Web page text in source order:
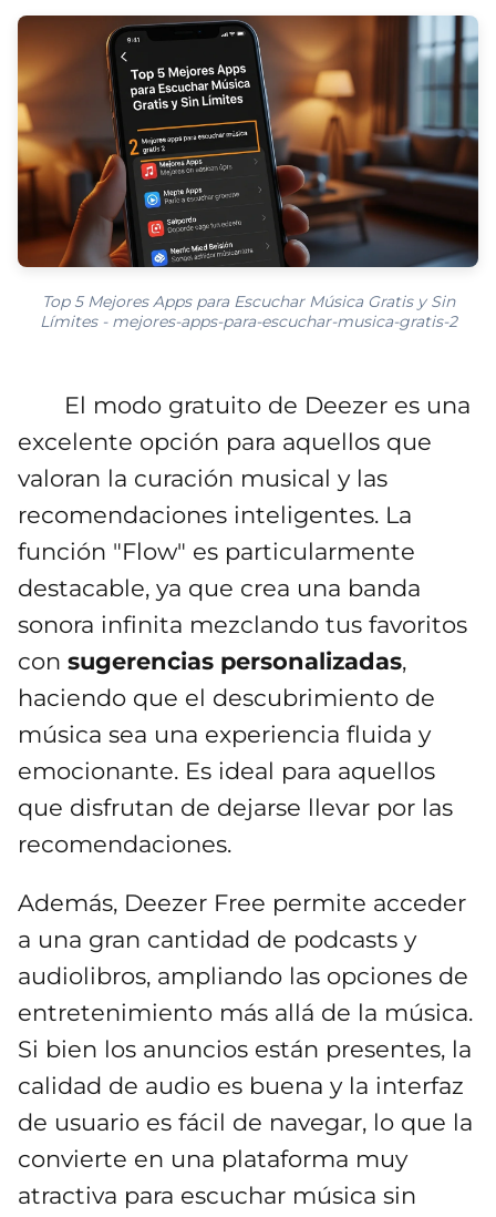
Top 5 Mejores Apps para Escuchar Música Gratis y Sin
Límites - mejores-apps-para-escuchar-musica-gratis-2
El modo gratuito de Deezer es una
excelente opción para aquellos que
valoran la curación musical y las
recomendaciones inteligentes. La
función "Flow" es particularmente
destacable, ya que crea una banda
sonora infinita mezclando tus favoritos
con sugerencias personalizadas,
haciendo que el descubrimiento de
música sea una experiencia fluida y
emocionante. Es ideal para aquellos
que disfrutan de dejarse llevar por las
recomendaciones.
Además, Deezer Free permite acceder
a una gran cantidad de podcasts y
audiolibros, ampliando las opciones de
entretenimiento más allá de la música.
Si bien los anuncios están presentes, la
calidad de audio es buena y la interfaz
de usuario es fácil de navegar, lo que la
convierte en una plataforma muy
atractiva para escuchar música sin